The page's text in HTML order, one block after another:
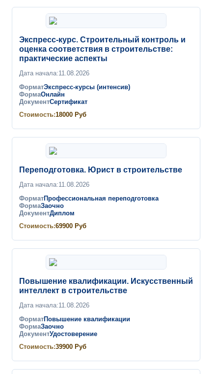
Экспресс-курс. Строительный контроль и
оценка соответствия в строительстве:
практические аспекты
Дата начала:11.08.2026
ФорматЭкспресс-курсы (интенсив)
ФормаОнлайн
ДокументСертификат
Стоимость:18000 Руб
Переподготовка. Юрист в строительстве
Дата начала:11.08.2026
ФорматПрофессиональная переподготовка
ФормаЗаочно
ДокументДиплом
Стоимость:69900 Руб
Повышение квалификации. Искусственный
интеллект в строительстве
Дата начала:11.08.2026
ФорматПовышение квалификации
ФормаЗаочно
ДокументУдостоверение
Стоимость:39900 Руб